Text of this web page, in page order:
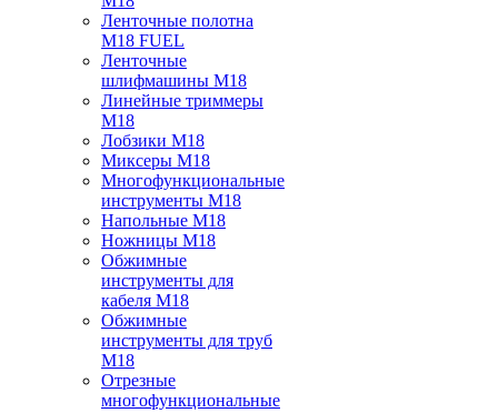
Ленточные полотна
M18 FUEL
Ленточные
шлифмашины M18
Линейные триммеры
M18
Лобзики M18
Миксеры M18
Многофункциональные
инструменты M18
Напольные M18
Ножницы M18
Обжимные
инструменты для
кабеля M18
Обжимные
инструменты для труб
M18
Отрезные
многофункциональные